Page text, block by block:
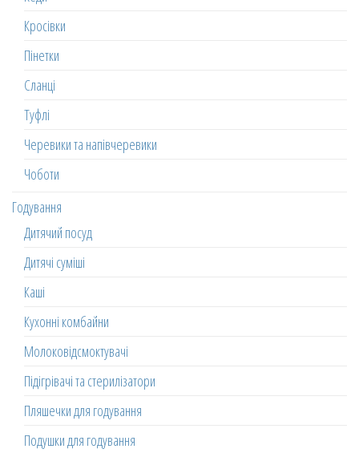
Кросівки
Пінетки
Сланці
Туфлі
Черевики та напівчеревики
Чоботи
Годування
Дитячий посуд
Дитячі суміші
Каші
Кухонні комбайни
Молоковідсмоктувачі
Підігрівачі та стерилізатори
Пляшечки для годування
Подушки для годування